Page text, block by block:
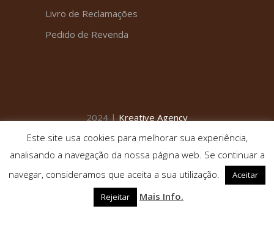
Livro de Reclamações
Pedido de Revenda
2024 |Kreative Agency
Este site usa cookies para melhorar sua experiência,
analisando a navegação da nossa página web. Se continuar a
navegar, consideramos que aceita a sua utilização.
Aceitar
Rejeitar
Mais Info.